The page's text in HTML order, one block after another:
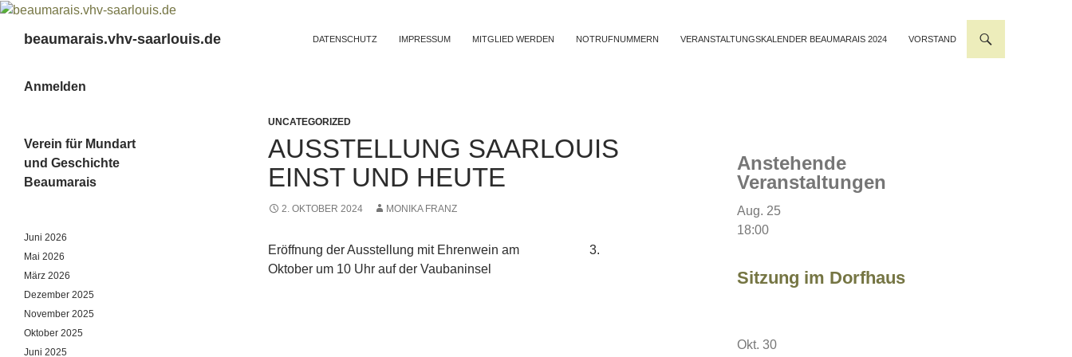
beaumarais.vhv-saarlouis.de
DATENSCHUTZ
IMPRESSUM MITGLIED WERDEN NOTRUFNUMMERN VERANSTALTUNGSKALENDER BEAUMARAIS 2024 VORSTAND
UNCATEGORIZED
AUSSTELLUNG SAARLOUIS
EINST UND HEUTE
2. OKTOBER 2024 MONIKA FRANZ
Eröffnung der Ausstellung mit Ehrenwein am 3.
Oktober um 10 Uhr auf der Vaubaninsel
Anstehende
Veranstaltungen
Aug. 25
18:00
Sitzung im Dorfhaus
Okt. 30
Anmelden
Verein für Mundart
und Geschichte
Beaumarais
Juni 2026
Mai 2026
März 2026
Dezember 2025
November 2025
Oktober 2025
Juni 2025